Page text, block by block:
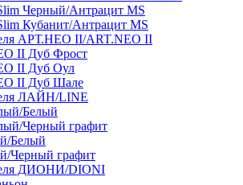
Черный/Антрацит MS
Кубанит/Антрацит MS
АРТ.НЕО II/ART.NEO II
II Дуб Фрост
II Дуб Оул
II Дуб Шале
ЛАЙН/LINE
Белый
Черный графит
Белый
Черный графит
ДИОНИ/DIONI